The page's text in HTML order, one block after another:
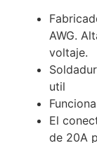
AWG.
voltaje.
util
El
de 20A